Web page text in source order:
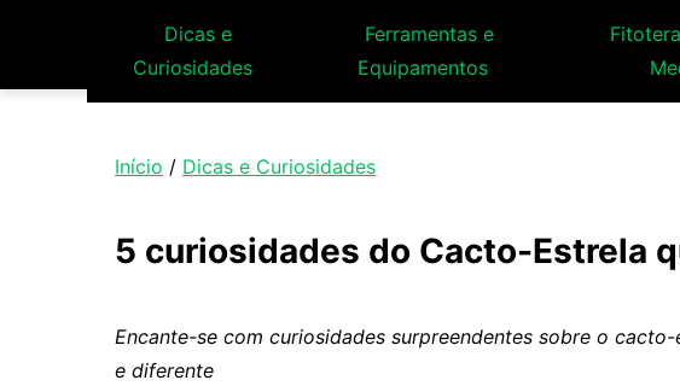
Dicas e
Curiosidades
Ferramentas e
Equipamentos
Início / Dicas e Curiosidades
5 curiosidades do Cacto-Estrela
Encante-se com curiosidades surpreendentes sobre o
e diferente